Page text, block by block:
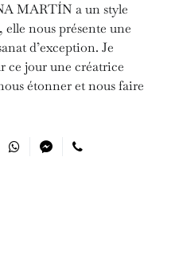
MARTÍN a un style
nous présente une
d’exception. Je
ce jour une créatrice
étonner et nous faire